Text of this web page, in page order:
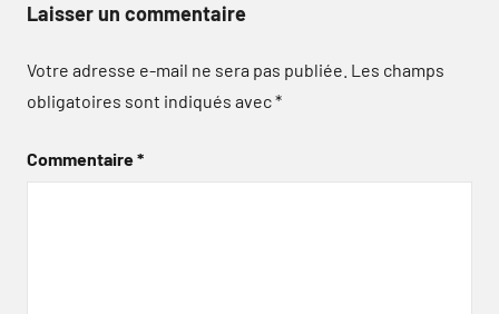
Laisser un commentaire
Votre adresse e-mail ne sera pas publiée. Les champs
obligatoires sont indiqués avec*
Commentaire*